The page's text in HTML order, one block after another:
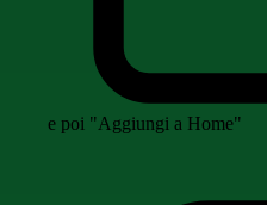
e poi "Aggiungi a Home"